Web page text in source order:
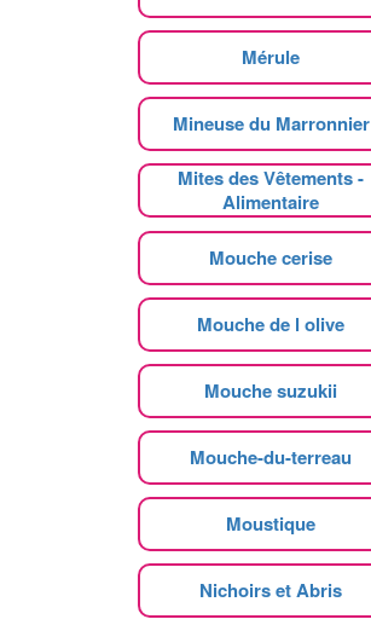
Mérule
Mineuse du Marronnier
Mites des Vêtements -
Alimentaire
Mouche cerise
Mouche de l olive
Mouche suzukii
Mouche-du-terreau
Moustique
Nichoirs et Abris